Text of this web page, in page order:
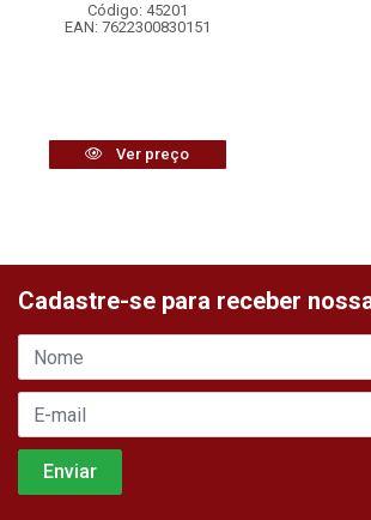
Código: 45201
EAN: 7622300830151
Ver preço
Cadastre-se para receber